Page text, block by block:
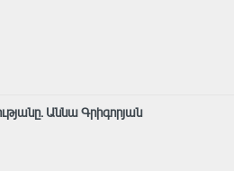
Աննա Գրիգորյան